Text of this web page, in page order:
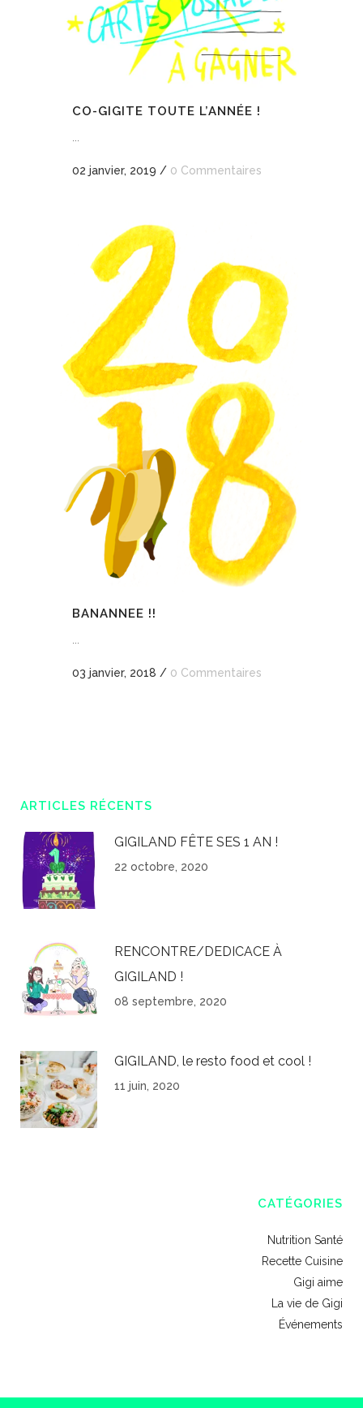
CO-GIGITE TOUTE L’ANNÉE !
02 janvier, 2019 / 0 Commentaires
BANANNEE !!
...
03 janvier, 2018 / 0 Commentaires
ARTICLES RÉCENTS
GIGILAND FÊTE SES 1 AN !
22 octobre, 2020
RENCONTRE/DEDICACE À
GIGILAND !
08 septembre, 2020
GIGILAND, le resto food et cool !
11 juin, 2020
CATÉGORIES
Nutrition Santé
Recette Cuisine
Gigi aime
La vie de Gigi
Événements